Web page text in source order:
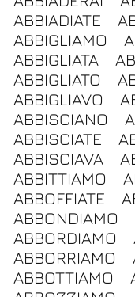
ABBIADIATE
ABBIGLIAMO
ABBIGLIATA
ABBIGLIATO
ABBIGLIAVO
ABBISCIANO
ABBISCIATE
ABBISCIAVA
ABBITTIAMO
ABBOFFIATE
ABBONDIAMO
ABBORDIAMO
ABBORRIAMO
ABBOTTIAMO